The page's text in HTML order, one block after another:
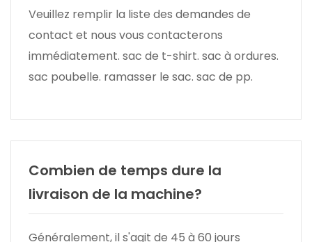
Veuillez remplir la liste des demandes de
contact et nous vous contacterons
immédiatement. sac de t-shirt. sac à ordures.
sac poubelle. ramasser le sac. sac de pp.
Combien de temps dure la
livraison de la machine?
Généralement, il s'agit de 45 à 60 jours